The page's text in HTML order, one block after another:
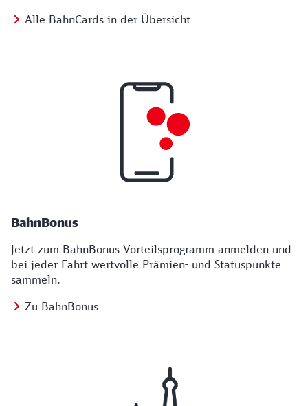
Alle BahnCards in der Übersicht
BahnBonus
Jetzt zum BahnBonus Vorteilsprogramm anmelden und
bei jeder Fahrt wertvolle Prämien- und Statuspunkte
sammeln.
Zu BahnBonus